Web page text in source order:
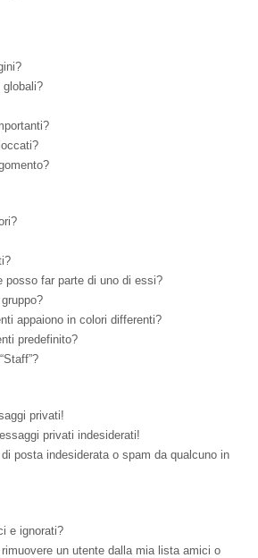
globali?
posso far parte di uno di essi?
appaiono in colori differenti?
predefinito?
privati!
privati indesiderati!
posta indesiderata o spam da qualcuno in
e ignorati?
un utente dalla mia lista amici o